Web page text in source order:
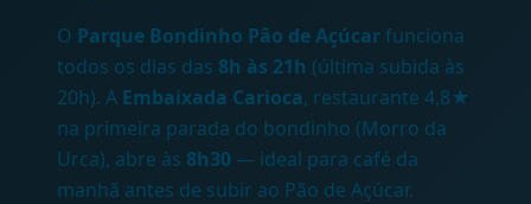
O Parque Bondinho Pão de Açúcar funciona
todos os dias das 8h às 21h (última subida às
20h). A Embaixada Carioca, restaurante 4,8★
na primeira parada do bondinho (Morro da
Urca), abre às 8h30 — ideal para café da
manhã antes de subir ao Pão de Açúcar.